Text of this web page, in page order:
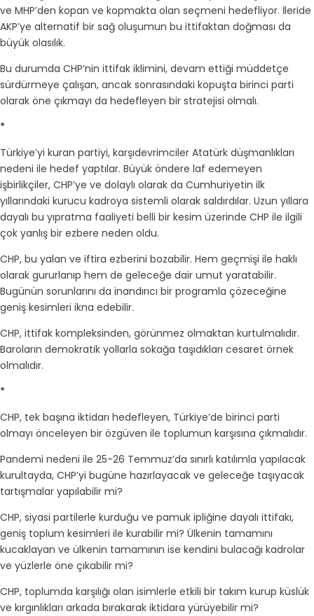
ve MHP’den kopan ve kopmakta olan seçmeni hedefliyor. İleride
AKP’ye alternatif bir sağ oluşumun bu ittifaktan doğması da
büyük olasılık.
Bu durumda CHP’nin ittifak iklimini, devam ettiği müddetçe
sürdürmeye çalışan, ancak sonrasındaki kopuşta birinci parti
olarak öne çıkmayı da hedefleyen bir stratejisi olmalı.
*
Türkiye’yi kuran partiyi, karşıdevrimciler Atatürk düşmanlıkları
nedeni ile hedef yaptılar. Büyük öndere laf edemeyen
işbirlikçiler, CHP’ye ve dolaylı olarak da Cumhuriyetin ilk
yıllarındaki kurucu kadroya sistemli olarak saldırdılar. Uzun yıllara
dayalı bu yıpratma faaliyeti belli bir kesim üzerinde CHP ile ilgili
çok yanlış bir ezbere neden oldu.
CHP, bu yalan ve iftira ezberini bozabilir. Hem geçmişi ile haklı
olarak gururlanıp hem de geleceğe dair umut yaratabilir.
Bugünün sorunlarını da inandırıcı bir programla çözeceğine
geniş kesimleri ikna edebilir.
CHP, ittifak kompleksinden, görünmez olmaktan kurtulmalıdır.
Baroların demokratik yollarla sokağa taşıdıkları cesaret örnek
olmalıdır.
*
CHP, tek başına iktidarı hedefleyen, Türkiye’de birinci parti
olmayı önceleyen bir özgüven ile toplumun karşısına çıkmalıdır.
Pandemi nedeni ile 25-26 Temmuz’da sınırlı katılımla yapılacak
kurultayda, CHP’yi bugüne hazırlayacak ve geleceğe taşıyacak
tartışmalar yapılabilir mi?
CHP, siyasi partilerle kurduğu ve pamuk ipliğine dayalı ittifakı,
geniş toplum kesimleri ile kurabilir mi? Ülkenin tamamını
kucaklayan ve ülkenin tamamının ise kendini bulacağı kadrolar
ve yüzlerle öne çıkabilir mi?
CHP, toplumda karşılığı olan isimlerle etkili bir takım kurup küslük
ve kırgınlıkları arkada bırakarak iktidara yürüyebilir mi?